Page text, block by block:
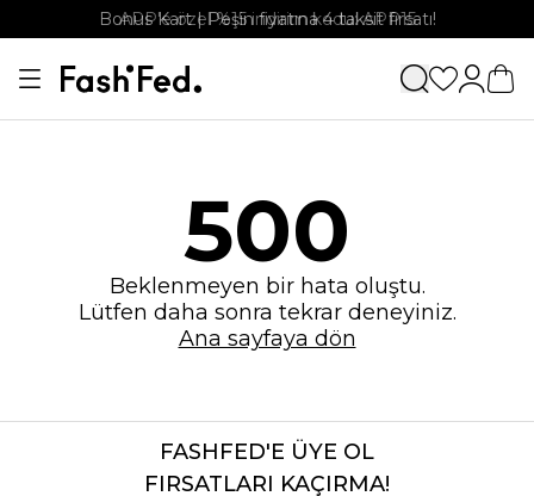
APP'e özel %15 indirim kodu: APP15
Bonus Kart | Peşin fiyatına 4 taksit fırsatı!
500
Beklenmeyen bir hata oluştu.
Lütfen daha sonra tekrar deneyiniz.
Ana sayfaya dön
FASHFED'E ÜYE OL
FIRSATLARI KAÇIRMA!